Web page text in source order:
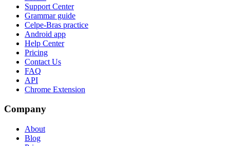
Support Center
Grammar guide
Celpe-Bras practice
Android app
Help Center
Pricing
Contact Us
FAQ
API
Chrome Extension
Company
About
Blog